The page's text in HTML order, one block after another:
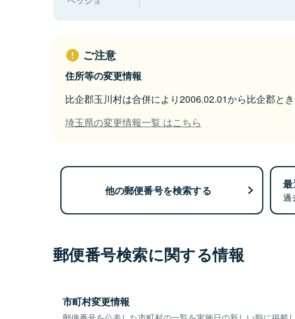
ご注意
住所等の変更情報
比企郡玉川村は合併により2006.02.01から比企郡と
埼玉県の変更情報一覧 はこちら
他の郵便番号を検索する
過
郵便番号検索に関する情報
市町村変更情報